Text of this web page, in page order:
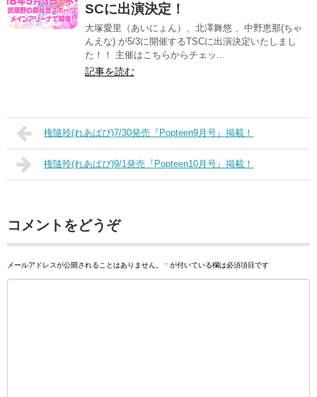
SCに出演決定！
大塚愛里（あいにょん）、北澤舞悠 、中野恵那(ちゃ
んえな) が5/3に開催するTSCに出演決定いたしまし
た！！ 主催はこちらからチェッ...
記事を読む
権隨玲(れあぱぴ)7/30発売『Popteen9月号』掲載！
権隨玲(れあぱぴ)9/1発売『Popteen10月号』掲載！
コメントをどうぞ
メールアドレスが公開されることはありません。 * が付いている欄は必須項目です